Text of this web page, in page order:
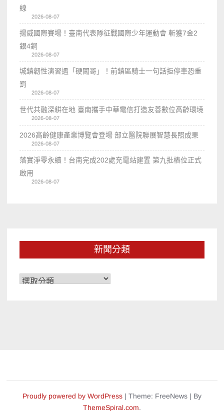
線
2026-08-07
揚威國際賽場！臺南代表隊征戰國際少年運動會 斬獲7金2
銀4銅
2026-08-07
城鎮韌性演習遇「硬闖哥」！前鎮區騎士一句話拒停車恐重
罰
2026-08-07
世代共融深耕在地 臺南攜手中華電信打造友善數位高齡環境
2026-08-07
2026高齡健康產業博覽會登場 部立醫院聯展智慧長照成果
2026-08-07
落實淨零永續！台南完成202處充電站建置 第九批樁位正式
啟用
2026-08-07
新聞分類
新
Proudly powered by WordPress | Theme: FreeNews | By
ThemeSpiral.com.